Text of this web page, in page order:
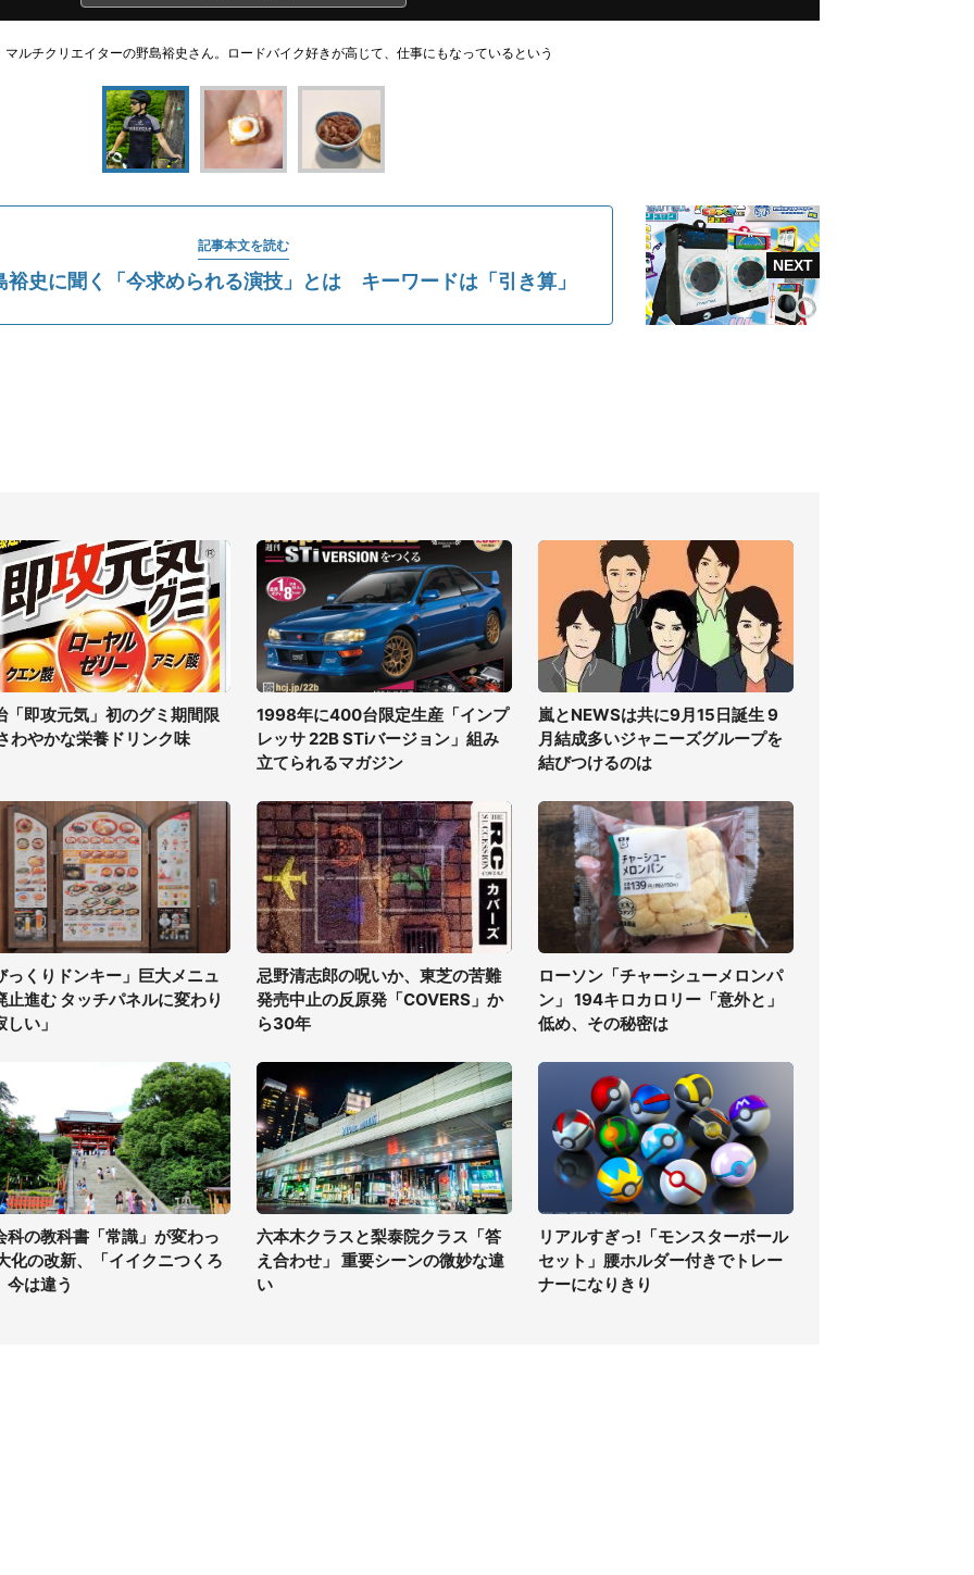
マルチクリエイターの野島裕史さん。ロードバイク好きが高じて、仕事にもなっているという
記事本文を読む
裕史に聞く「今求められる演技」とは キーワードは「引き算」
「即攻元気」初のグミ期間限
わやかな栄養ドリンク味
1998年に400台限定生産「インプ
レッサ 22B STiバージョン」組み
立てられるマガジン
嵐とNEWSは共に9月15日誕生 9
月結成多いジャニーズグループを
結びつけるのは
っくりドンキー」巨大メニュ
止進む タッチパネルに変わり
しい」
忌野清志郎の呪いか、東芝の苦難
発売中止の反原発「COVERS」か
ら30年
ローソン「チャーシューメロンパ
ン」 194キロカロリー「意外と」
低め、その秘密は
科の教科書「常識」が変わっ
化の改新、「イイクニつくろ
今は違う
六本木クラスと梨泰院クラス「答
え合わせ」 重要シーンの微妙な違
い
リアルすぎっ!「モンスターボール
セット」腰ホルダー付きでトレー
ナーになりきり